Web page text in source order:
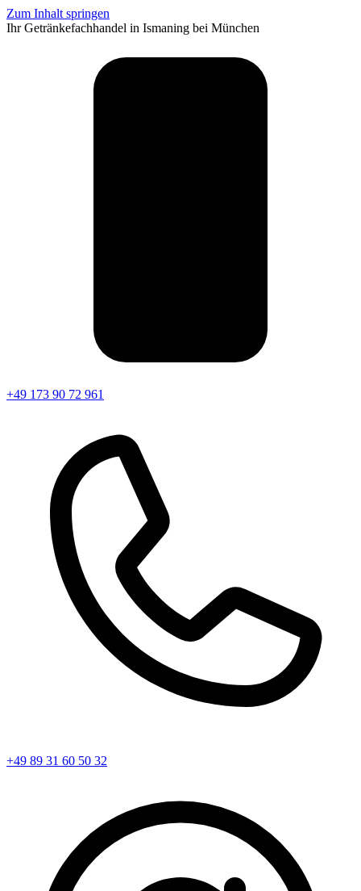
Zum Inhalt springen
Ihr Getränkefachhandel in Ismaning bei München
+49 173 90 72 961
+49 89 31 60 50 32